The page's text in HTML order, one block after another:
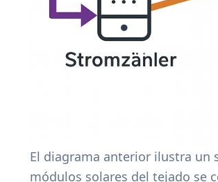
El diagrama anterior ilustra un
módulos solares del tejado se